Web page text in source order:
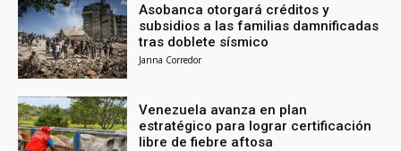
Asobanca otorgará créditos y
subsidios a las familias damnificadas
tras doblete sísmico
Janna Corredor
Venezuela avanza en plan
estratégico para lograr certificación
libre de fiebre aftosa